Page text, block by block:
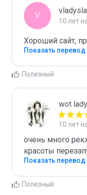
V
10 лет
Хороший сайт,
Показать перевод
Полезный
wot lady
10 лет
очень много
красоты
Показать перевод
Полезный